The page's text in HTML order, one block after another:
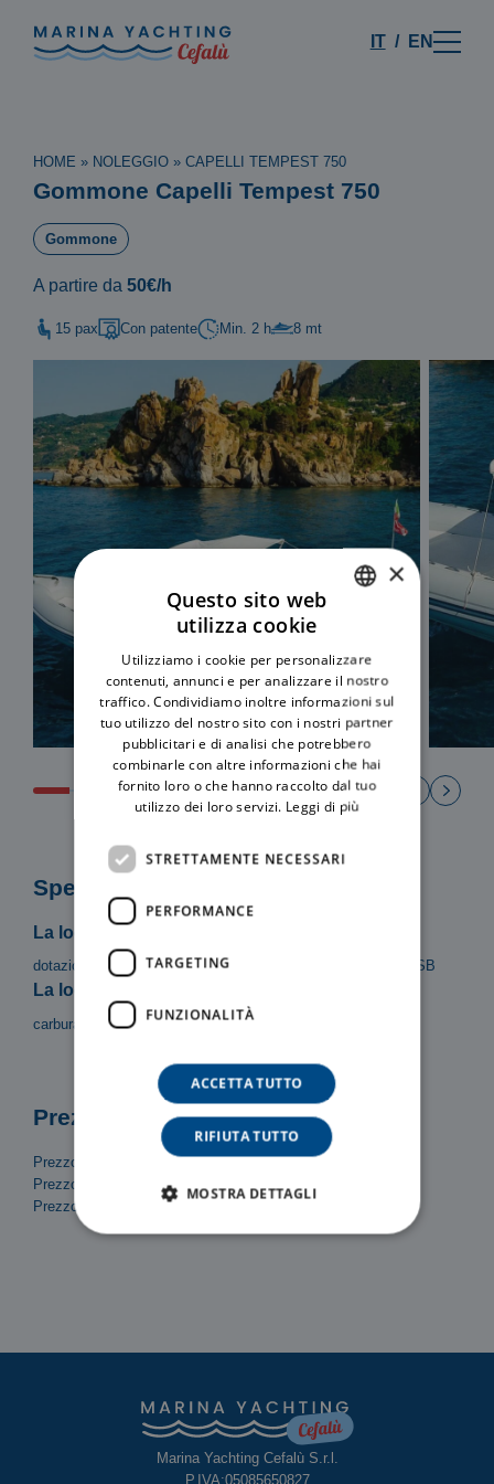
IT EN
HOME » NOLEGGIO »CAPELLI TEMPEST 750
Gommone Capelli Tempest 750
Gommone
A partire da50€/h
15 pax Con patente Min. 2 h 8 mt
Specifiche
La locazione del mezzo include:
dotazioni di sicurezza, tendalino, scaletta, doccetta, radio USB
La locazione del mezzo non include:
carburante
Prezzi
Prezzo/Ora: 50 €
Prezzo mezza giornata (4h): 200 €
Prezzo intera giornata: 400 €
Marina Yachting Cefalù S.r.l.
P.IVA:05085650827
ENGLISH
×
Questo sito web
utilizza cookie
Utilizziamo i cookie per personalizzare
contenuti, annunci e per analizzare il nostro
traffico. Condividiamo inoltre informazioni sul
tuo utilizzo del nostro sito con i nostri partner
pubblicitari e di analisi che potrebbero
combinarle con altre informazioni che hai
fornito loro o che hanno raccolto dal tuo
utilizzo dei loro servizi. Leggi di più
STRETTAMENTE NECESSARI
PERFORMANCE
TARGETING
FUNZIONALITÀ
ACCETTA TUTTO
RIFIUTA TUTTO
MOSTRA DETTAGLI